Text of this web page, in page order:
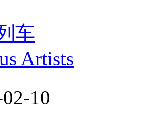
车
Artists
10